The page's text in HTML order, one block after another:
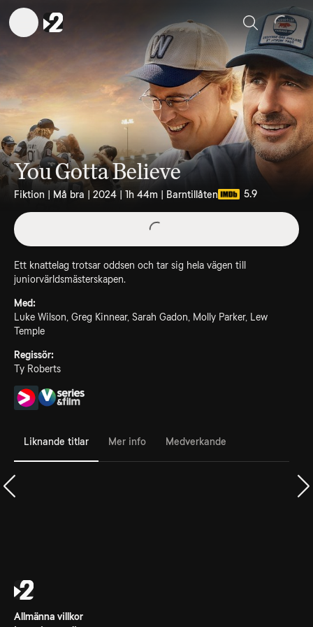
Sök
You Gotta Believe
Fiktion | Må bra | 2024 | 1h 44m | Barntillåten 5.9
Ett knattelag trotsar oddsen och tar sig hela vägen till
juniorvärldsmästerskapen.
Med:
Luke Wilson, Greg Kinnear, Sarah Gadon, Molly Parker, Lew
Temple
Regissör:
Ty Roberts
Liknande titlar Mer info Medverkande
Allmänna villkor